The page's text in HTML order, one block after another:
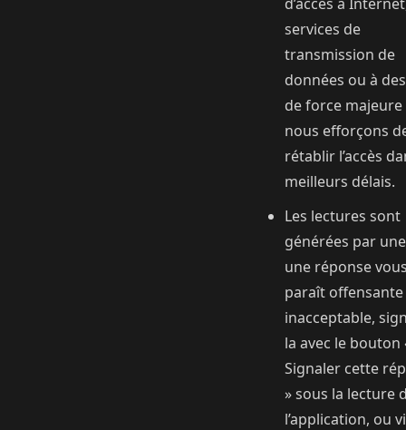
services de
transmission de
données ou à
de force majeure
nous efforçons
rétablir l’accès
meilleurs délais.
Les lectures sont
générées par
une réponse
paraît
inacceptable,
la avec le bouton
Signaler cette
» sous la lecture
l’application, ou